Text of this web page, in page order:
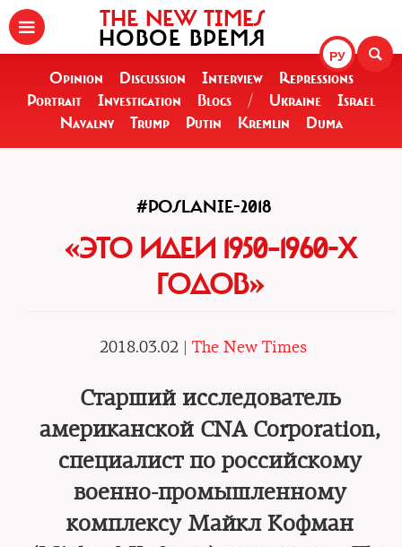
РУ
THE NEW TIMES
НОВОЕ ВРЕМЯ
Opinion Discussion Interview
Repressions
Portrait
Investigation Blogs / Ukraine
Israel
Navalny
Trump Putin Kremlin Duma
#POSLANIE-2018
«ЭТО ИДЕИ 1950–1960-Х
ГОДОВ»
2018.03.02 | The New Times
Старший исследователь
американской CNA Corporation,
специалист по российскому
военно-промышленному
комплексу Майкл Кофман